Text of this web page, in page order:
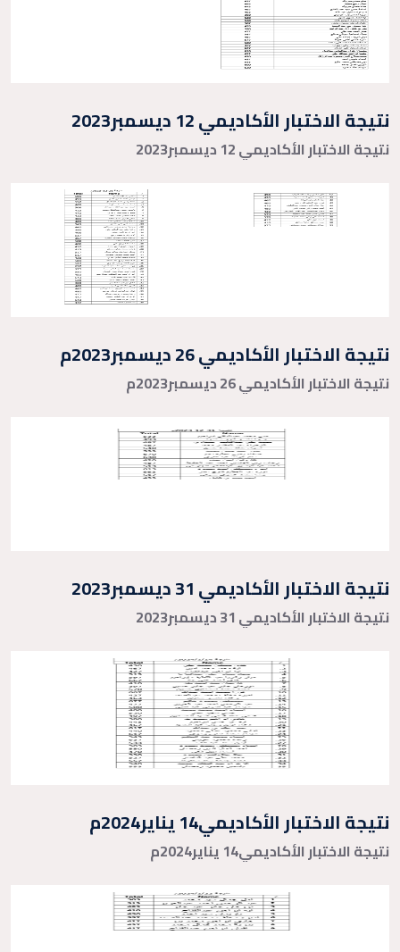
نتيجة الاختبار الأكاديمي 12 ديسمبر2023
نتيجة الاختبار الأكاديمي 12 ديسمبر2023
نتيجة الاختبار الأكاديمي 26 ديسمبر2023م
نتيجة الاختبار الأكاديمي 26 ديسمبر2023م
نتيجة الاختبار الأكاديمي 31 ديسمبر2023
نتيجة الاختبار الأكاديمي 31 ديسمبر2023
نتيجة الاختبار الأكاديمي14 يناير2024م
نتيجة الاختبار الأكاديمي14 يناير2024م